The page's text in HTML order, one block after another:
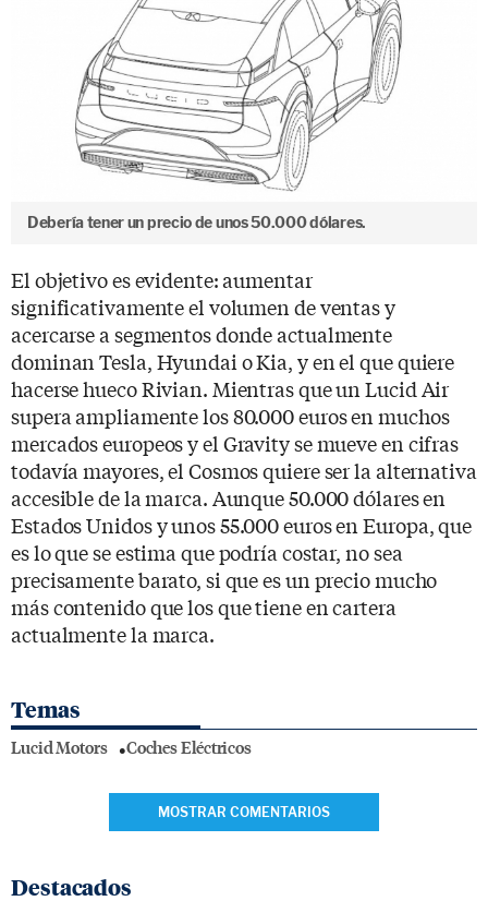
Debería tener un precio de unos 50.000 dólares.
El objetivo es evidente: aumentar
significativamente el volumen de ventas y
acercarse a segmentos donde actualmente
dominan Tesla, Hyundai o Kia, y en el que quiere
hacerse hueco Rivian. Mientras que un Lucid Air
supera ampliamente los 80.000 euros en muchos
mercados europeos y el Gravity se mueve en cifras
todavía mayores, el Cosmos quiere ser la alternativa
accesible de la marca. Aunque 50.000 dólares en
Estados Unidos y unos 55.000 euros en Europa, que
es lo que se estima que podría costar, no sea
precisamente barato, si que es un precio mucho
más contenido que los que tiene en cartera
actualmente la marca.
Temas
Lucid Motors Coches Eléctricos
MOSTRAR COMENTARIOS
Destacados